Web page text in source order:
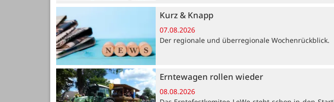
Kurz & Knapp
07.08.2026
Der regionale und überregionale Wochenrückblick.
Erntewagen rollen wieder
08.08.2026